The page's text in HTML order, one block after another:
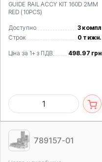
GUIDE RAIL ACCY KIT 160D 2MM
RED (10PCS)
Доступно
3 компл
Строк
0 тижн.
Ціна за 1+ з ПДВ 498.97 грн
789157-01